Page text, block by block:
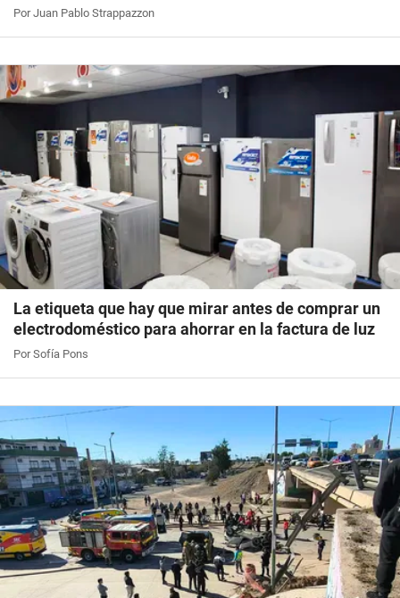
Por Juan Pablo Strappazzon
La etiqueta que hay que mirar antes de comprar un
electrodoméstico para ahorrar en la factura de luz
Por Sofía Pons